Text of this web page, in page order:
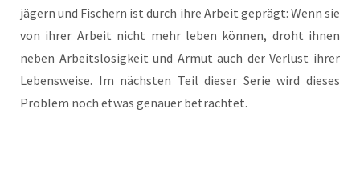
jägern und Fis­ch­ern ist durch ihre Arbeit geprägt: Wenn sie
von ihrer Arbeit nicht mehr leben kön­nen, dro­ht ihnen
neben Arbeit­slosigkeit und Armut auch der Ver­lust ihrer
Lebensweise. Im näch­sten Teil dieser Serie wird dieses
Prob­lem noch etwas genauer betrachtet.